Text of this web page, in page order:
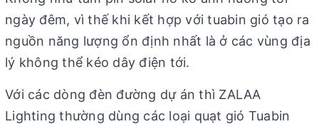
ngày đêm, vì thế khi kết hợp với tuabin gió tạo ra
nguồn năng lượng ổn định nhất là ở các vùng địa
lý không thể kéo dây điện tới.
Với các dòng đèn đường dự án thì ZALAA
Lighting thường dùng các loại quạt gió Tuabin